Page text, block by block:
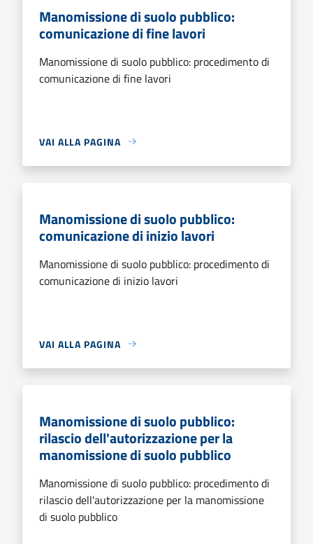
Manomissione di suolo pubblico:
comunicazione di fine lavori
Manomissione di suolo pubblico: procedimento di
comunicazione di fine lavori
VAI ALLA PAGINA
Manomissione di suolo pubblico:
comunicazione di inizio lavori
Manomissione di suolo pubblico: procedimento di
comunicazione di inizio lavori
VAI ALLA PAGINA
Manomissione di suolo pubblico:
rilascio dell'autorizzazione per la
manomissione di suolo pubblico
Manomissione di suolo pubblico: procedimento di
rilascio dell'autorizzazione per la manomissione
di suolo pubblico